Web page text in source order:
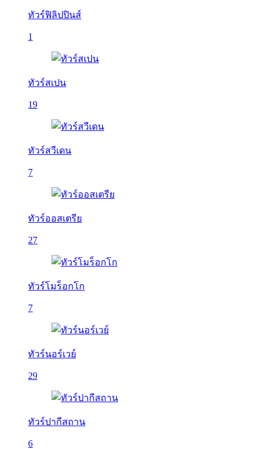
ทัวร์ฟิลิปปินส์
1
ทัวร์สเปน
19
ทัวร์สวีเดน
7
ทัวร์ออสเตรีย
27
ทัวร์โมร็อกโก
7
ทัวร์นอร์เวย์
29
ทัวร์ปากีสถาน
6